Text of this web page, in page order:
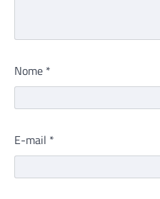
Nome *
E-mail *